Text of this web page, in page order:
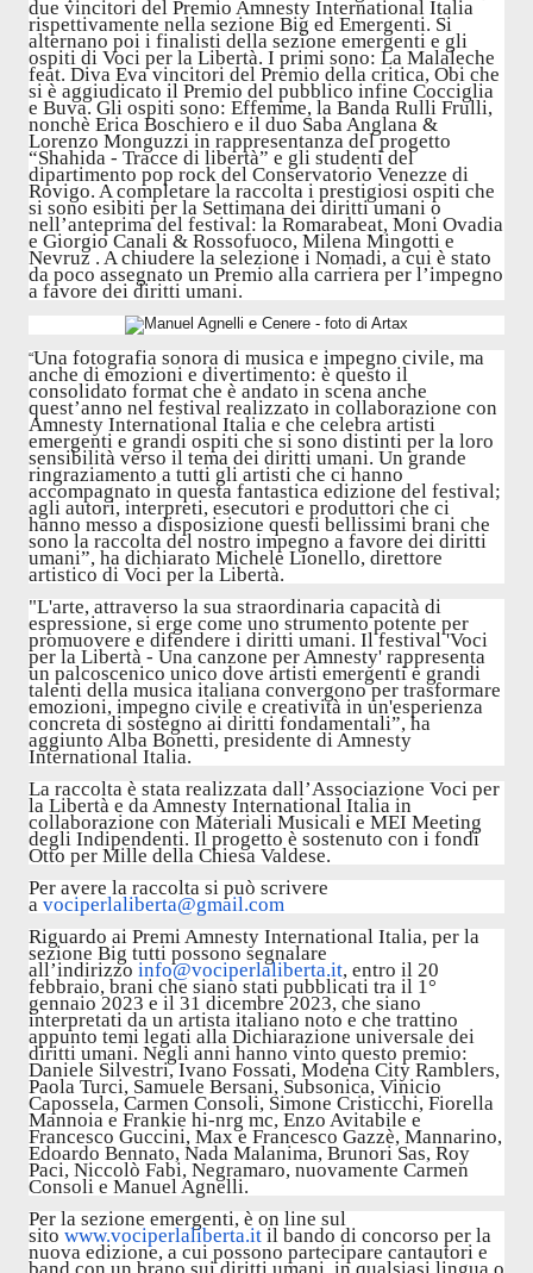
due vincitori del Premio Amnesty International Italia
rispettivamente nella sezione Big ed Emergenti. Si
alternano poi i finalisti della sezione emergenti e gli
ospiti di Voci per la Libertà. I primi sono: La Malaleche
feat. Diva Eva vincitori del Premio della critica, Obi che
si è aggiudicato il Premio del pubblico infine Cocciglia
e Buva. Gli ospiti sono: Effemme, la Banda Rulli Frulli,
nonchè Erica Boschiero e il duo Saba Anglana &
Lorenzo Monguzzi in rappresentanza del progetto
“Shahida - Tracce di libertà” e gli studenti del
dipartimento pop rock del Conservatorio Venezze di
Rovigo. A completare la raccolta i prestigiosi ospiti che
si sono esibiti per la Settimana dei diritti umani o
nell’anteprima del festival: la Romarabeat, Moni Ovadia
e Giorgio Canali & Rossofuoco, Milena Mingotti e
Nevruz . A chiudere la selezione i Nomadi, a cui è stato
da poco assegnato un Premio alla carriera per l’impegno
a favore dei diritti umani.
“Una fotografia sonora di musica e impegno civile, ma
anche di emozioni e divertimento: è questo il
consolidato format che è andato in scena anche
quest’anno nel festival realizzato in collaborazione con
Amnesty International Italia e che celebra artisti
emergenti e grandi ospiti che si sono distinti per la loro
sensibilità verso il tema dei diritti umani. Un grande
ringraziamento a tutti gli artisti che ci hanno
accompagnato in questa fantastica edizione del festival;
agli autori, interpreti, esecutori e produttori che ci
hanno messo a disposizione questi bellissimi brani che
sono la raccolta del nostro impegno a favore dei diritti
umani”, ha dichiarato Michele Lionello, direttore
artistico di Voci per la Libertà.
"L'arte, attraverso la sua straordinaria capacità di
espressione, si erge come uno strumento potente per
promuovere e difendere i diritti umani. Il festival 'Voci
per la Libertà - Una canzone per Amnesty' rappresenta
un palcoscenico unico dove artisti emergenti e grandi
talenti della musica italiana convergono per trasformare
emozioni, impegno civile e creatività in un'esperienza
concreta di sostegno ai diritti fondamentali”, ha
aggiunto Alba Bonetti, presidente di Amnesty
International Italia.
La raccolta è stata realizzata dall’Associazione Voci per
la Libertà e da Amnesty International Italia in
collaborazione con Materiali Musicali e MEI Meeting
degli Indipendenti. Il progetto è sostenuto con i fondi
Otto per Mille della Chiesa Valdese.
Per avere la raccolta si può scrivere
a vociperlaliberta@gmail.com
Riguardo ai Premi Amnesty International Italia, per la
sezione Big tutti possono segnalare
all’indirizzo info@vociperlaliberta.it, entro il 20
febbraio, brani che siano stati pubblicati tra il 1°
gennaio 2023 e il 31 dicembre 2023, che siano
interpretati da un artista italiano noto e che trattino
appunto temi legati alla Dichiarazione universale dei
diritti umani. Negli anni hanno vinto questo premio:
Daniele Silvestri, Ivano Fossati, Modena City Ramblers,
Paola Turci, Samuele Bersani, Subsonica, Vinicio
Capossela, Carmen Consoli, Simone Cristicchi, Fiorella
Mannoia e Frankie hi-nrg mc, Enzo Avitabile e
Francesco Guccini, Max e Francesco Gazzè, Mannarino,
Edoardo Bennato, Nada Malanima, Brunori Sas, Roy
Paci, Niccolò Fabi, Negramaro, nuovamente Carmen
Consoli e Manuel Agnelli.
Per la sezione emergenti, è on line sul
sito www.vociperlaliberta.it il bando di concorso per la
nuova edizione, a cui possono partecipare cantautori e